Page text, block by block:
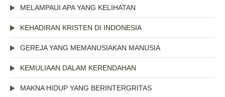
MELAMPAUI APA YANG KELIHATAN
KEHADIRAN KRISTEN DI INDONESIA
GEREJA YANG MEMANUSIAKAN MANUSIA
KEMULIAAN DALAM KERENDAHAN
MAKNA HIDUP YANG BERINTERGRITAS